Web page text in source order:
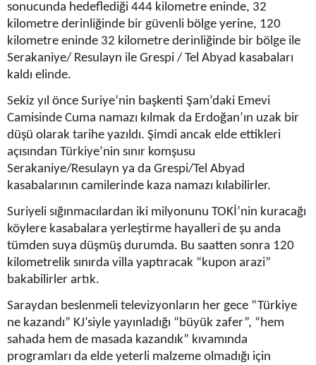
sonucunda hedeflediği 444 kilometre eninde, 32
kilometre derinliğinde bir güvenli bölge yerine, 120
kilometre eninde 32 kilometre derinliğinde bir bölge ile
Serakaniye/ Resulayn ile Grespi / Tel Abyad kasabaları
kaldı elinde.
Sekiz yıl önce Suriye’nin başkenti Şam’daki Emevi
Camisinde Cuma namazı kılmak da Erdoğan’ın uzak bir
düşü olarak tarihe yazıldı. Şimdi ancak elde ettikleri
açısından Türkiye’nin sınır komşusu
Serakaniye/Resulayn ya da Grespi/Tel Abyad
kasabalarının camilerinde kaza namazı kılabilirler.
Suriyeli sığınmacılardan iki milyonunu TOKİ’nin kuracağı
köylere kasabalara yerleştirme hayalleri de şu anda
tümden suya düşmüş durumda. Bu saatten sonra 120
kilometrelik sınırda villa yaptıracak “kupon arazi”
bakabilirler artık.
Saraydan beslenmeli televizyonların her gece “Türkiye
ne kazandı” KJ’siyle yayınladığı “büyük zafer”, “hem
sahada hem de masada kazandık” kıvamında
programları da elde yeterli malzeme olmadığı için